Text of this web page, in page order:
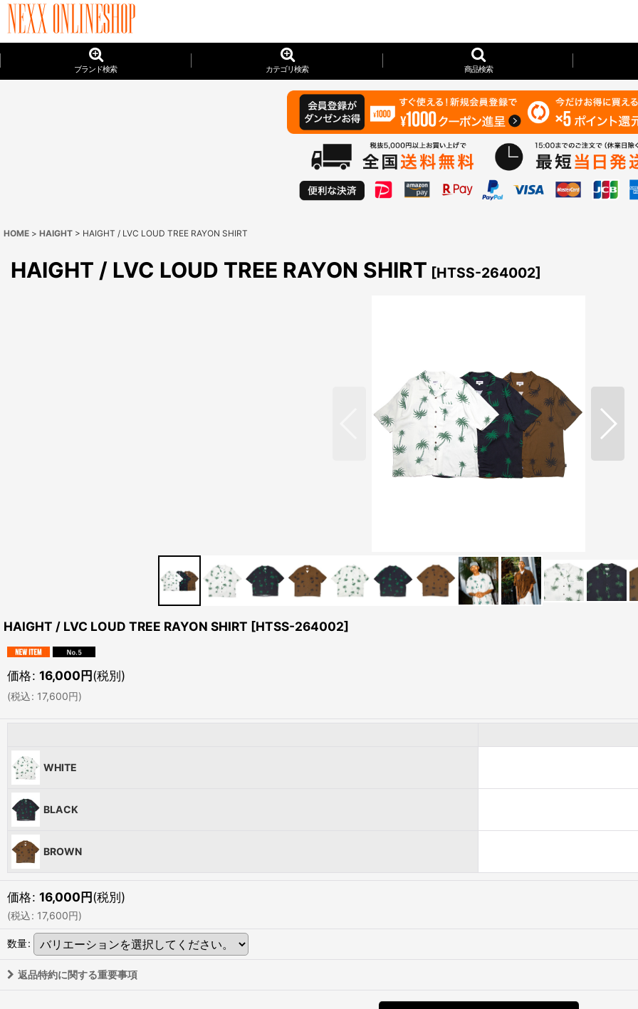
ブランド検索 カテゴリ検索 商品検索
HOME > HAIGHT > HAIGHT / LVC LOUD TREE RAYON SHIRT
HAIGHT / LVC LOUD TREE RAYON SHIRT [HTSS-264002]
HAIGHT / LVC LOUD TREE RAYON SHIRT [HTSS-264002]
価格: 16,000円(税別)
(税込: 17,600円)
WHITE
BLACK
BROWN
価格: 16,000円(税別)
(税込: 17,600円)
数量:
返品特約に関する重要事項